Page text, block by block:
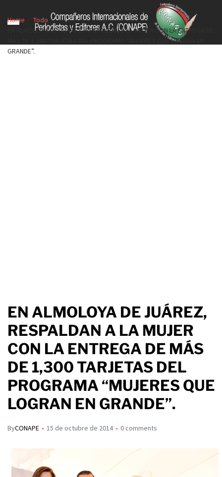
Home
Todo
EN ALMOLOYA DE JUÁREZ, RESPALDAN A LA MUJER CON LA ENTREGA DE
MÁS DE 1,300 TARJETAS DEL PROGRAMA “MUJERES QUE LOGRAN EN
GRANDE”.
EN ALMOLOYA DE JUÁREZ,
RESPALDAN A LA MUJER
CON LA ENTREGA DE MÁS
DE 1,300 TARJETAS DEL
PROGRAMA “MUJERES QUE
LOGRAN EN GRANDE”.
ByCONAPE 15 de octubre de 2014 0 comments